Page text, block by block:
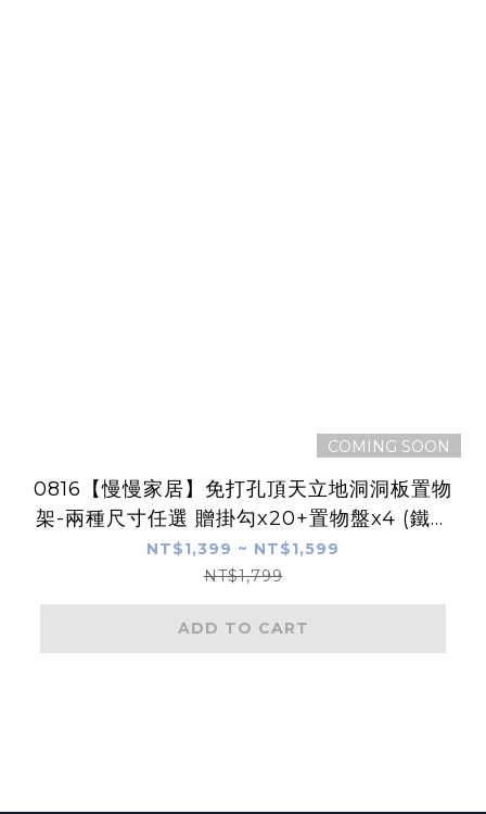
COMING SOON
0816【慢慢家居】免打孔頂天立地洞洞板置物
架-兩種尺寸任選 贈掛勾x20+置物盤x4 (鐵製
屏風 衣帽架)
NT$1,399 ~ NT$1,599
NT$1,799
ADD TO CART